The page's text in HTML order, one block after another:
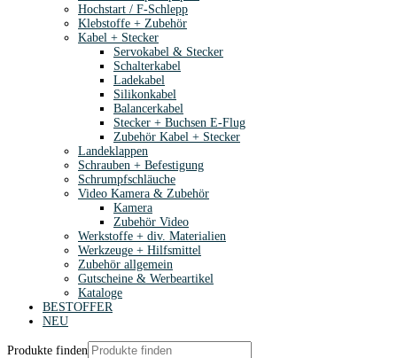
Hochstart / F-Schlepp
Klebstoffe + Zubehör
Kabel + Stecker
Servokabel & Stecker
Schalterkabel
Ladekabel
Silikonkabel
Balancerkabel
Stecker + Buchsen E-Flug
Zubehör Kabel + Stecker
Landeklappen
Schrauben + Befestigung
Schrumpfschläuche
Video Kamera & Zubehör
Kamera
Zubehör Video
Werkstoffe + div. Materialien
Werkzeuge + Hilfsmittel
Zubehör allgemein
Gutscheine & Werbeartikel
Kataloge
BESTOFFER
NEU
Produkte finden